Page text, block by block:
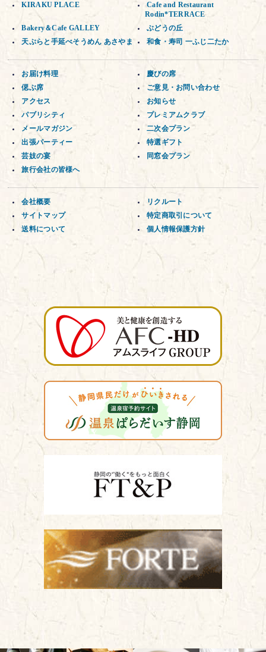
KIRAKU PLACE
Cafe and Restaurant
Rodin*TERRACE
Bakery＆Cafe GALLEY
ぶどうの丘
天ぷらと手延べそうめん あさやま
和食・寿司 一ふじ二たか
お届け料理
慶びの席
偲ぶ席
ご意見・お問い合わせ
アクセス
お知らせ
パブリシティ
プレミアムクラブ
メールマガジン
二次会プラン
出張パーティー
特選ギフト
芸妓の宴
同窓会プラン
旅行会社の皆様へ
会社概要
リクルート
サイトマップ
特定商取引について
送料について
個人情報保護方針